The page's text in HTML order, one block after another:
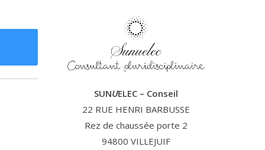
SUNUELEC – Conseil
22 RUE HENRI BARBUSSE
Rez de chaussée porte 2
94800 VILLEJUIF